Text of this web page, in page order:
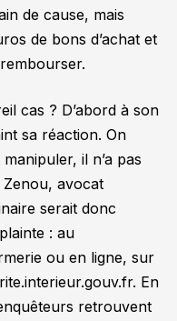
de cause, mais
de bons d’achat et
cas ? D’abord à son
sa réaction. On
il n’a pas
avocat
serait donc
: au
ou en ligne, sur
En
retrouvent